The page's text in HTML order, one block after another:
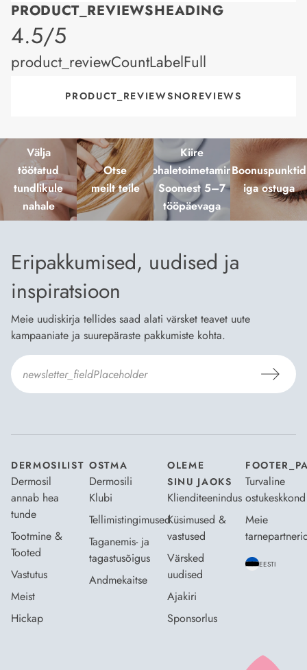
PRODUCT_REVIEWSHEADING
product_rating
4.5/5
product_reviewCountLabelFull
PRODUCT_REVIEWSNOREVIEWS
Välja
töötatud
tundlikule
nahale
Otse
meilt teile
Kiire
kohaletoimetamine
Soomest 5–7
tööpäevaga
Boonuspunktid
iga ostuga
Eripakkumised, uudised ja
inspiratsioon
Meie uudiskirja tellides saad alati värsket teavet uute
kampaaniate ja suurepäraste pakkumiste kohta.
DERMOSILIST
Dermosil
annab hea
tunde
Tootmine &
Tooted
Vastutus
Meist
Hickap
OSTMA
Dermosili
Klubi
Tellimistingimused
Taganemis- ja
tagastusõigus
Andmekaitse
OLEME
SINU JAOKS
Klienditeenindus
Küsimused &
vastused
Värsked
uudised
Ajakiri
Sponsorlus
Turvaline
ostukeskkond
Meie
EESTI